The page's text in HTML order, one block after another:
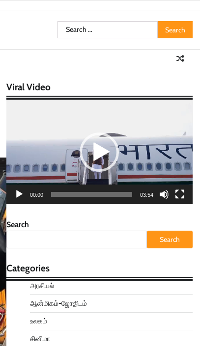
Search
for:
Viral Video
00:00 03:54
Search
Search
Categories
அரசியல்
ஆன்மிகம்-ஜோதிடம்
உலகம்
சினிமா